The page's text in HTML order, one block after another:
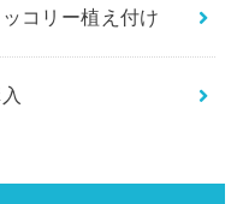
コリー植え付け